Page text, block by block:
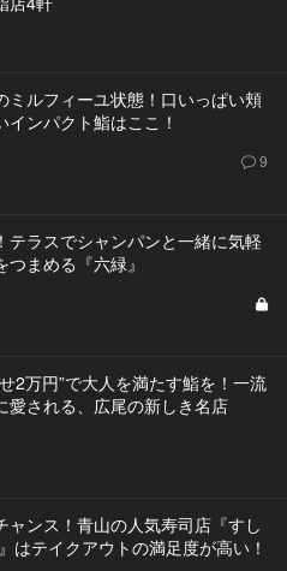
ミルフィーユ状態！口いっぱい頬
インパクト鮨はここ！
9
テラスでシャンパンと一緒に気軽
つまめる『六緑』
2万円”で大人を満たす鮨を！一流
愛される、広尾の新しき名店
ャンス！青山の人気寿司店『すし
はテイクアウトの満足度が高い！